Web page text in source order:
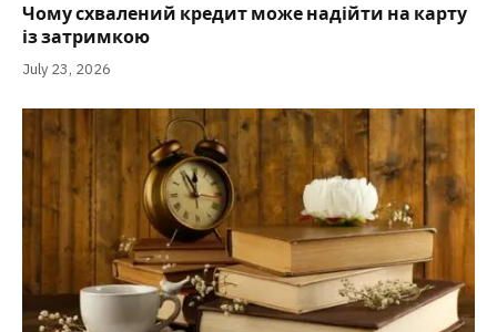
Чому схвалений кредит може надійти на карту
із затримкою
July 23, 2026